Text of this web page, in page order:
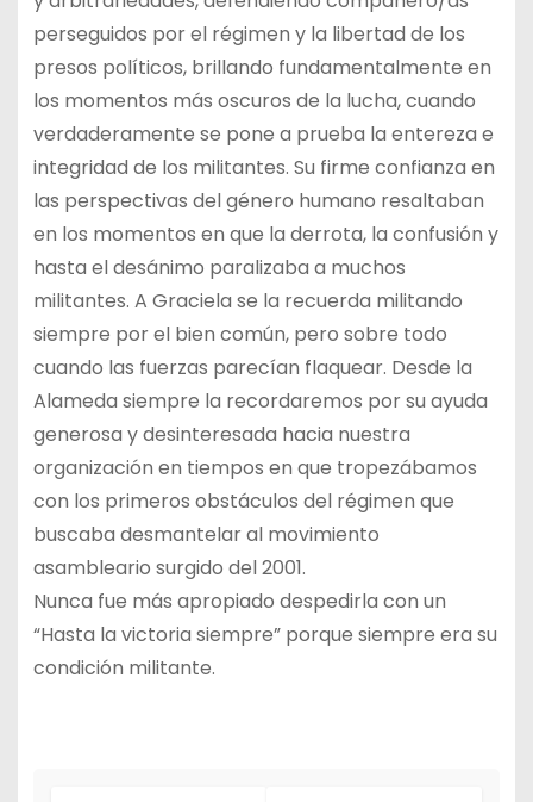
perseguidos por el régimen y la libertad de los
presos políticos, brillando fundamentalmente en
los momentos más oscuros de la lucha, cuando
verdaderamente se pone a prueba la entereza e
integridad de los militantes. Su firme confianza en
las perspectivas del género humano resaltaban
en los momentos en que la derrota, la confusión y
hasta el desánimo paralizaba a muchos
militantes. A Graciela se la recuerda militando
siempre por el bien común, pero sobre todo
cuando las fuerzas parecían flaquear. Desde la
Alameda siempre la recordaremos por su ayuda
generosa y desinteresada hacia nuestra
organización en tiempos en que tropezábamos
con los primeros obstáculos del régimen que
buscaba desmantelar al movimiento
asambleario surgido del 2001.
Nunca fue más apropiado despedirla con un
“Hasta la victoria siempre” porque siempre era su
condición militante.